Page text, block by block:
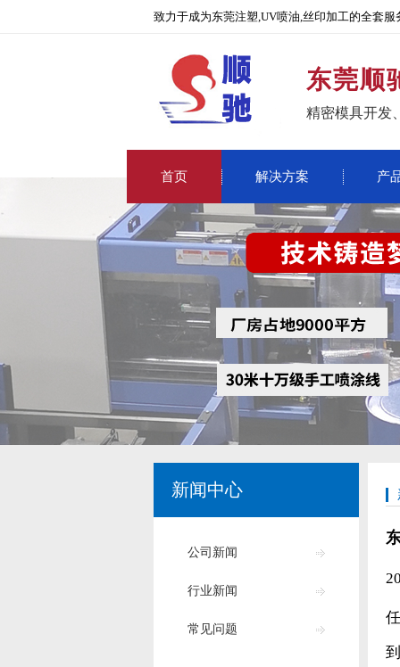
致力于成为东莞注塑,UV喷油,丝印加工的全套服
东莞顺
精密模具开发
首页 解决方案 产
新闻中心
公司新闻
行业新闻
常见问题